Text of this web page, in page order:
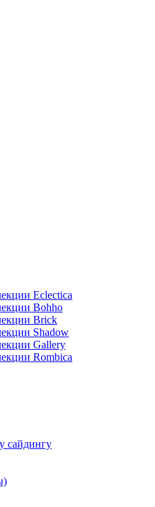
Eclectica
Bohho
Brick
Shadow
Gallery
Rombica
сайдингу